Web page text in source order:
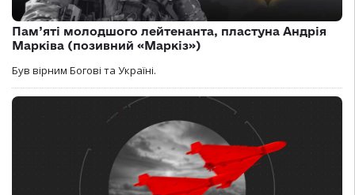
Пам’яті молодшого лейтенанта, пластуна Андрія
Марківа (позивний «Маркіз»)
Був вірним Богові та Україні.